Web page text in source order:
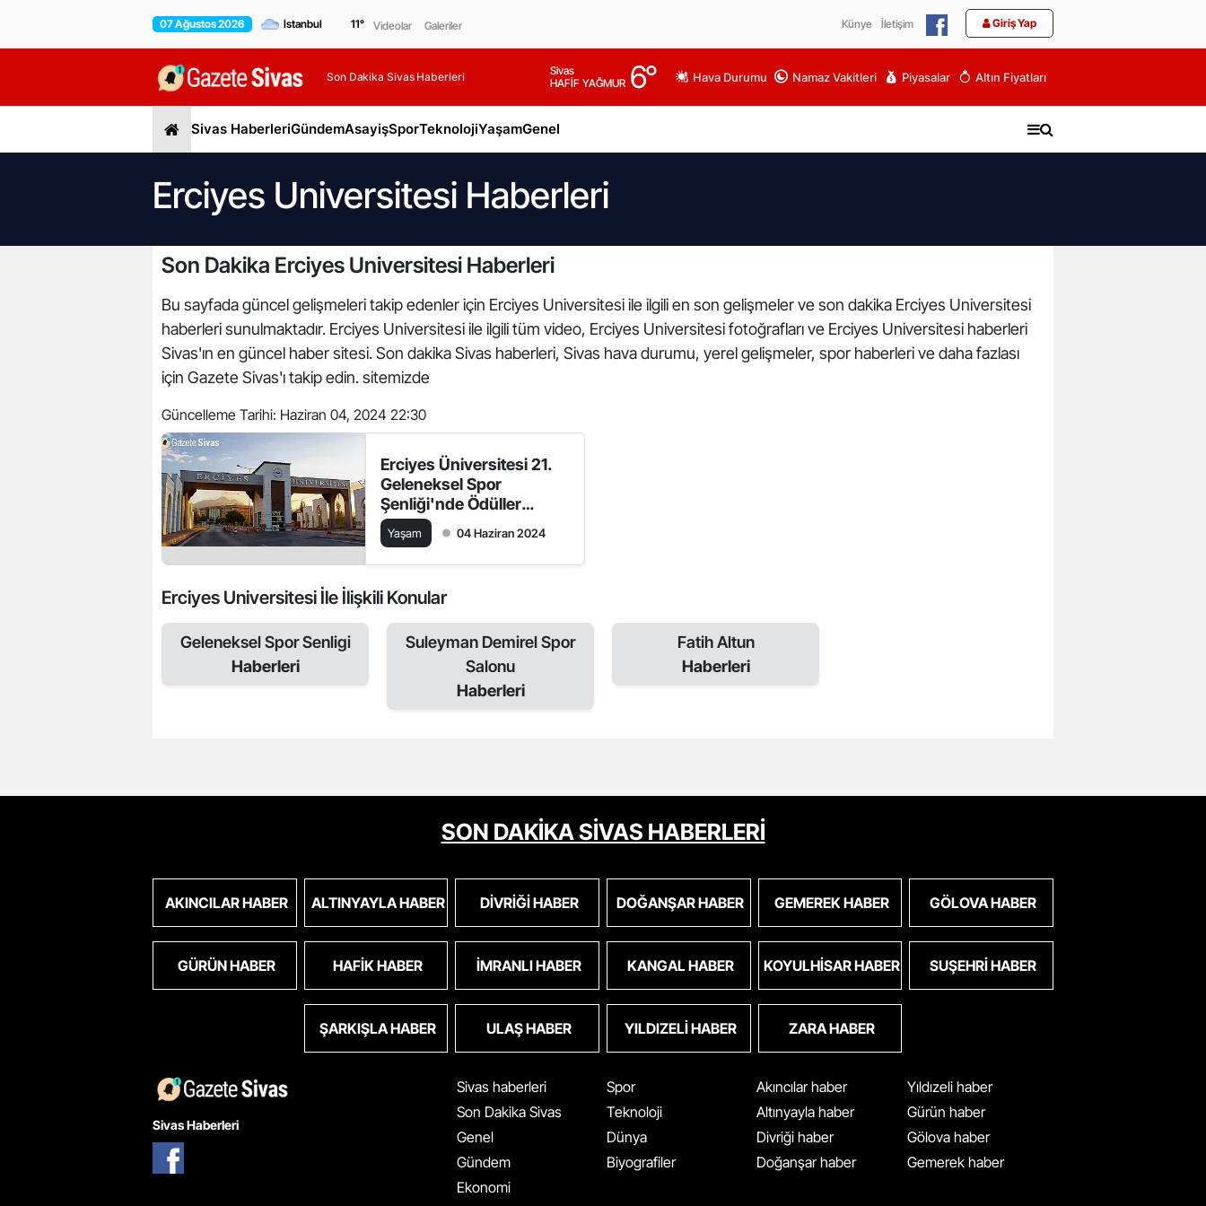
07 Ağustos 2026 11° Videolar Galeriler Künye İletişim Giriş Yap
Son Dakika Sivas Haberleri
Sivas
HAFİF YAĞMUR 6° Hava Durumu Namaz Vakitleri Piyasalar Altın Fiyatları
Sivas HaberleriGündemAsayişSporTeknolojiYaşamGenel
Erciyes Universitesi Haberleri
Son Dakika Erciyes Universitesi Haberleri
Bu sayfada güncel gelişmeleri takip edenler için Erciyes Universitesi ile ilgili en son gelişmeler ve son dakika Erciyes Universitesi
haberleri sunulmaktadır. Erciyes Universitesi ile ilgili tüm video, Erciyes Universitesi fotoğrafları ve Erciyes Universitesi haberleri
Sivas'ın en güncel haber sitesi. Son dakika Sivas haberleri, Sivas hava durumu, yerel gelişmeler, spor haberleri ve daha fazlası
için Gazete Sivas'ı takip edin. sitemizde
Güncelleme Tarihi: Haziran 04, 2024 22:30
Erciyes Üniversitesi 21.
Geleneksel Spor
Şenliği'nde Ödüller
Sahiplerini Buldu
Yaşam 04 Haziran 2024
Erciyes Universitesi İle İlişkili Konular
Geleneksel Spor Senligi
Haberleri
Suleyman Demirel Spor
Salonu
Haberleri
Fatih Altun
Haberleri
SON DAKİKA SİVAS HABERLERİ
AKINCILAR HABER ALTINYAYLA HABER DIVRIĞI HABER DOĞANŞAR HABER GEMEREK HABER GÖLOVA HABER
GÜRÜN HABER HAFIK HABER İMRANLI HABER KANGAL HABER KOYULHISAR HABER SUŞEHRI HABER
ŞARKIŞLA HABER ULAŞ HABER YILDIZELI HABER ZARA HABER
Sivas Haberleri
Sivas haberleri
Son Dakika Sivas
Genel
Gündem
Ekonomi
Spor
Teknoloji
Dünya
Biyografiler
Akıncılar haber
Altınyayla haber
Divriği haber
Doğanşar haber
Yıldızeli haber
Gürün haber
Gölova haber
Gemerek haber